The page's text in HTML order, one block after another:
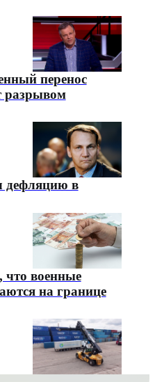
перенос
разрывом
дефляцию в
что военные
на границе